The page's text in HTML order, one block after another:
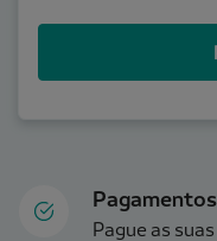
Pague as